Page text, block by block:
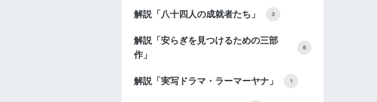
解説「八十四人の成就者たち」 3
解説「安らぎを見つけるための三部
作」
6
解説「実写ドラマ・ラーマーヤナ」 1